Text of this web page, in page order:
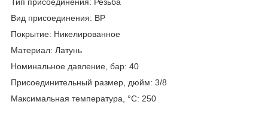
Вид присоединения: ВР
Покрытие: Никелированное
Материал: Латунь
Номинальное давление, бар: 40
Присоединительный размер, дюйм: 3/8
Максимальная температура, °С: 250